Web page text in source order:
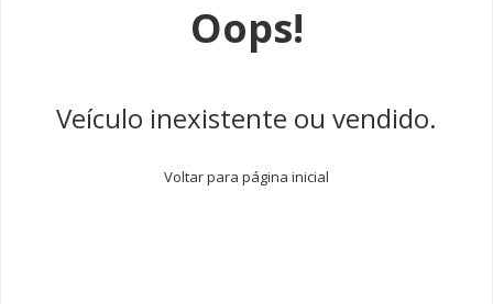
Oops!
Veículo inexistente ou vendido.
Voltar para página inicial